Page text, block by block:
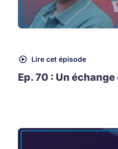
Lire cet épisode
Ep. 70 : Un